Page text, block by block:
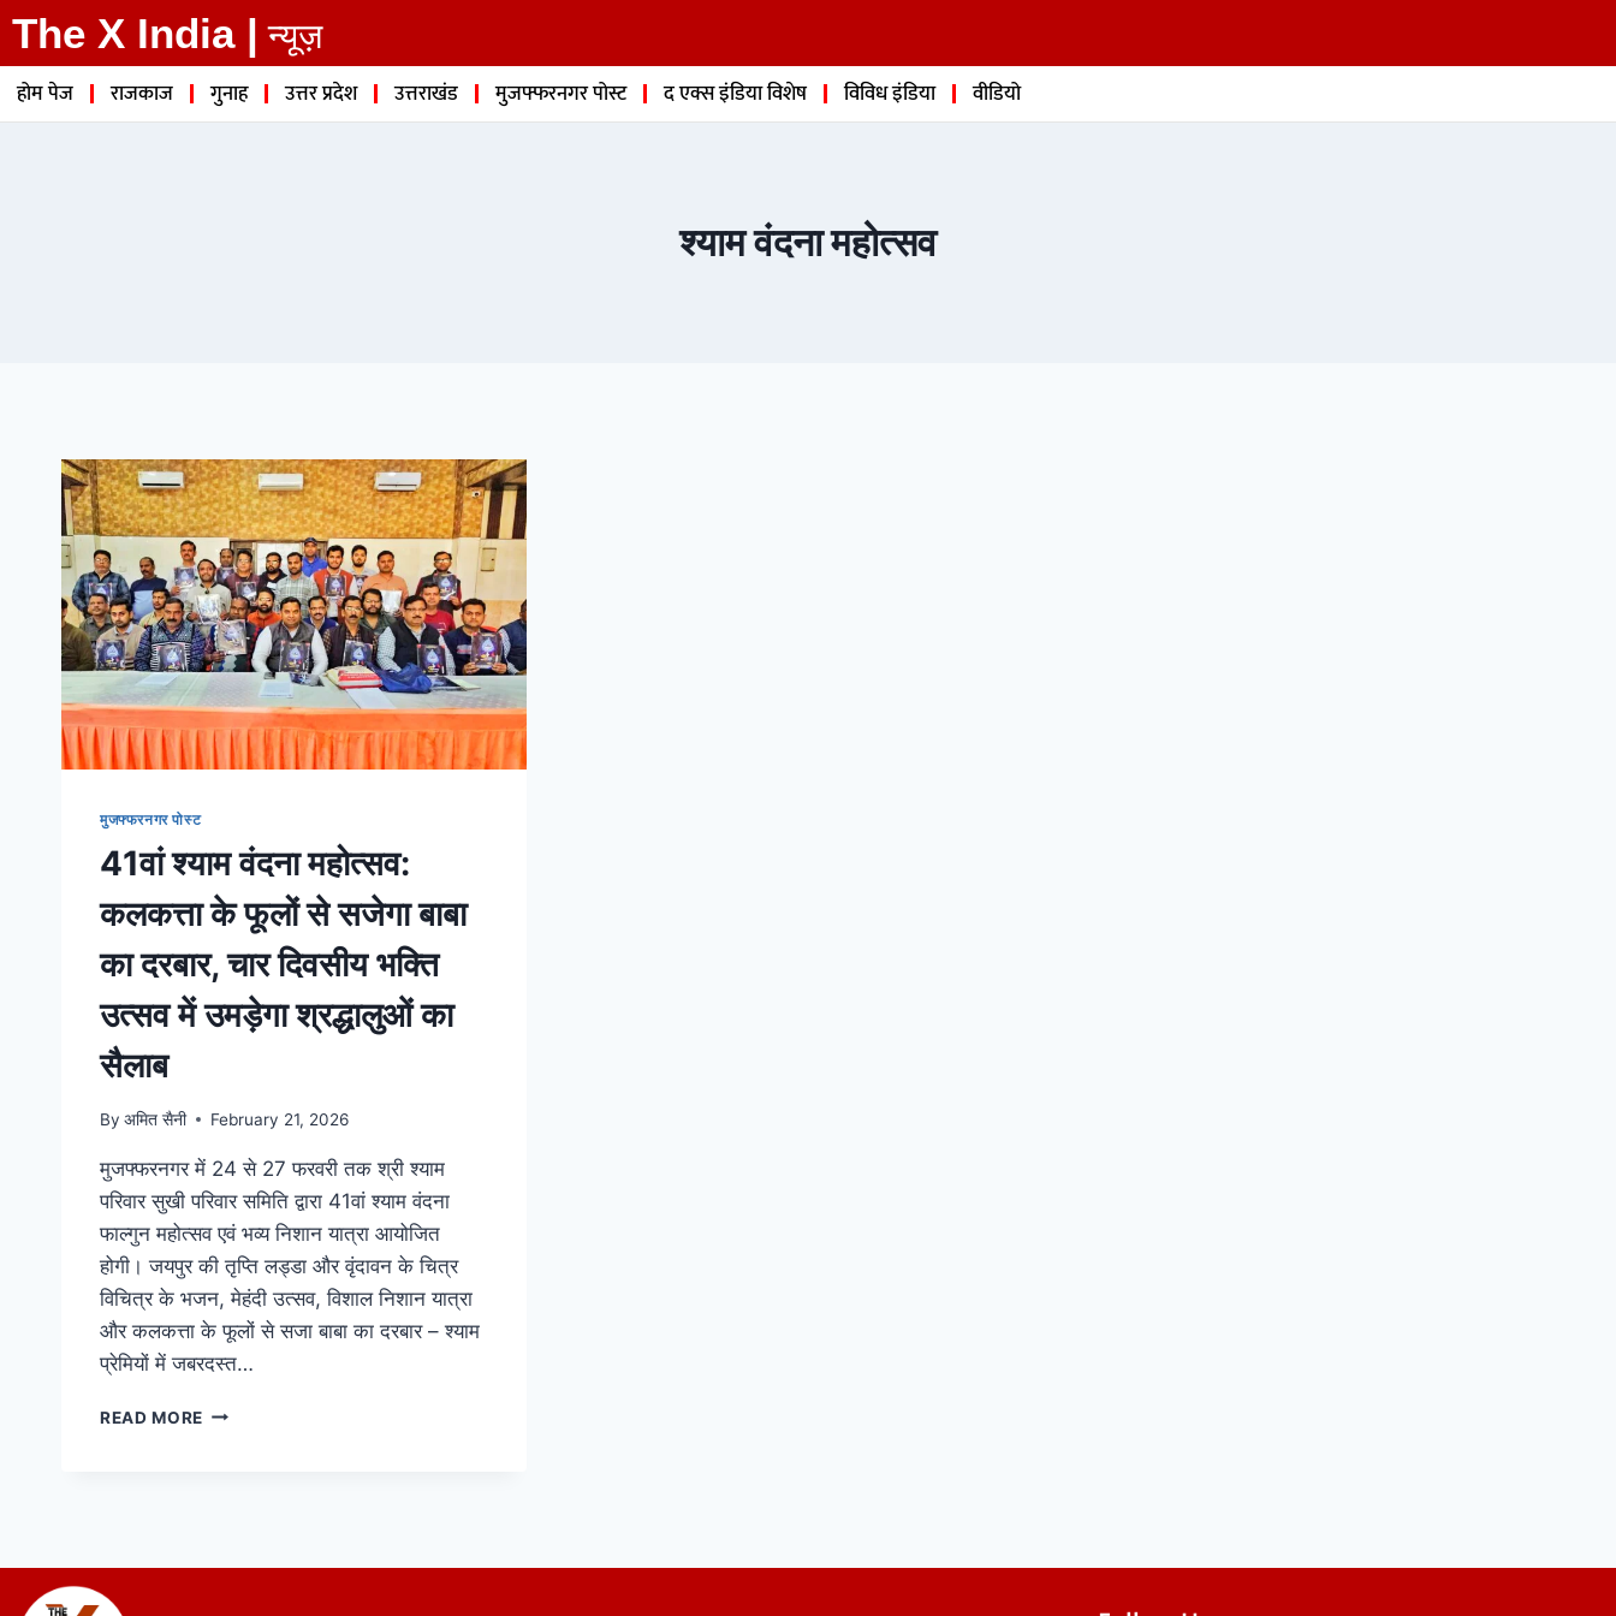
The X India | न्यूज़
होम पेज राजकाज गुनाह उत्तर प्रदेश उत्तराखंड मुजफ्फरनगर पोस्ट द एक्स इंडिया विशेष विविध इंडिया वीडियो
श्याम वंदना महोत्सव
मुजफ्फरनगर पोस्ट
41वां श्याम वंदना महोत्सव:
कलकत्ता के फूलों से सजेगा बाबा
का दरबार, चार दिवसीय भक्ति
उत्सव में उमड़ेगा श्रद्धालुओं का
सैलाब
By अमित सैनी February 21, 2026
मुजफ्फरनगर में 24 से 27 फरवरी तक श्री श्याम
परिवार सुखी परिवार समिति द्वारा 41वां श्याम वंदना
फाल्गुन महोत्सव एवं भव्य निशान यात्रा आयोजित
होगी। जयपुर की तृप्ति लड्डा और वृंदावन के चित्र
विचित्र के भजन, मेहंदी उत्सव, विशाल निशान यात्रा
और कलकत्ता के फूलों से सजा बाबा का दरबार – श्याम
प्रेमियों में जबरदस्त…
READ MORE